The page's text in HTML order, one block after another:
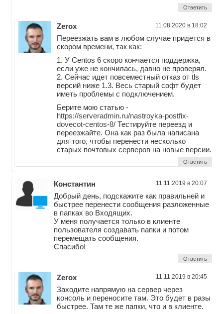
Ответить
Zerox 11.08.2020 в 18:02
Переезжать вам в любом случае придется в
скором времени, так как:
1. У Centos 6 скоро кончается поддержка,
если уже не кончилась, давно не проверял.
2. Сейчас идет повсеместный отказ от tls
версий ниже 1.3. Весь старый софт будет
иметь проблемы с подключением.
Берите мою статью -
https://serveradmin.ru/nastroyka-postfix-
dovecot-centos-8/ Тестируйте переезд и
переезжайте. Она как раз была написана
для того, чтобы перенести несколько
старых почтовых серверов на новые версии.
Ответить
Константин 11.11.2019 в 20:07
Добрый день, подскажите как правильней и
быстрее перенести сообщения разложенные
в папках во Входящих.
У меня получается только в клиенте
пользователя создавать папки и потом
перемещать сообщения.
Спасибо!
Ответить
Zerox 11.11.2019 в 20:45
Заходите напрямую на сервер через
консоль и переносите там. Это будет в разы
быстрее. Там те же папки, что и в клиенте.